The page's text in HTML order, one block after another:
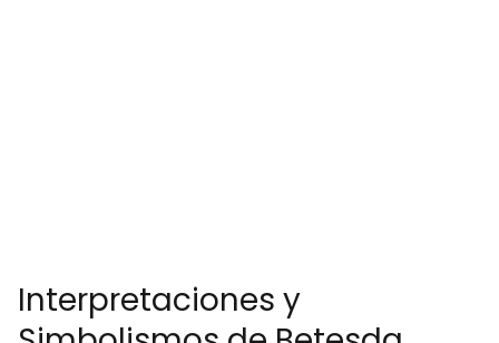
Interpretaciones y